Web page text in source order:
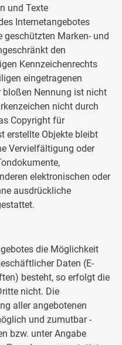
und Texte
Internetangebotes
Marken- und
den
Kennzeichenrechts
eingetragenen
bloßen Nennung ist nicht
nicht durch
Copyright für
erstellte Objekte bleibt
Vervielfältigung oder
elektronischen oder
ausdrückliche
die Möglichkeit
Daten (E-
besteht, so erfolgt die
nicht. Die
aller angebotenen
und zumutbar -
bzw. unter Angabe